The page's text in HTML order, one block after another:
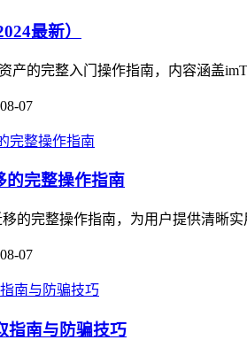
最新）
产的完整入门操作指南，内容涵盖
07
的完整操作指南
的完整操作指南，为用户提供清
07
指南与防骗技巧